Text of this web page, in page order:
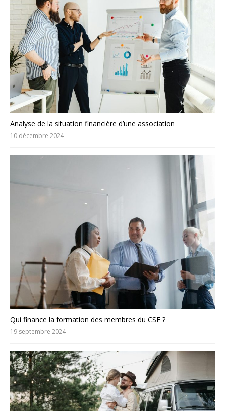
Analyse de la situation financière d’une association
10 décembre 2024
Qui finance la formation des membres du CSE ?
19 septembre 2024